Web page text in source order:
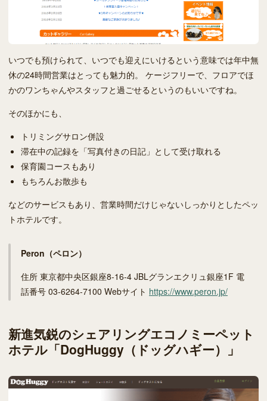
いつでも預けられて、いつでも迎えにいけるという意味では年中無
休の24時間営業はとっても魅力的。 ケージフリーで、フロアでほ
かのワンちゃんやスタッフと過ごせるというのもいいですね。
そのほかにも、
トリミングサロン併設
滞在中の記録を「写真付きの日記」として受け取れる
保育園コースもあり
もちろんお散歩も
などのサービスもあり、営業時間だけじゃないしっかりとしたペッ
トホテルです。
Peron（ペロン）
住所 東京都中央区銀座8-16-4 JBLグランエクリュ銀座1F 電
話番号 03-6264-7100 Webサイト https://www.peron.jp/
新進気鋭のシェアリングエコノミーペット
ホテル「DogHuggy（ドッグハギー）」